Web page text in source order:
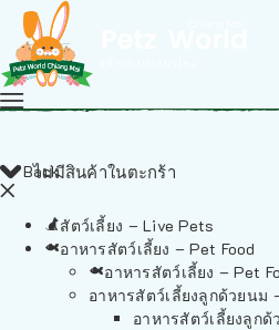
ไม่มีสินค้าในตะกร้า
Back
สัตว์เลี้ยง – Live Pets
อาหารสัตว์เลี้ยง – Pet Food
อาหารสัตว์เลี้ยง – Pet
อาหารสัตว์เลี้ยงลูกด้วยนม
อาหารสัตว์เลี้ยงลูกด้